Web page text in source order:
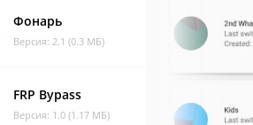
Фонарь
Версия: 2.1 (0.3 МБ)
FRP Bypass
Версия: 1.0 (1.17 МБ)